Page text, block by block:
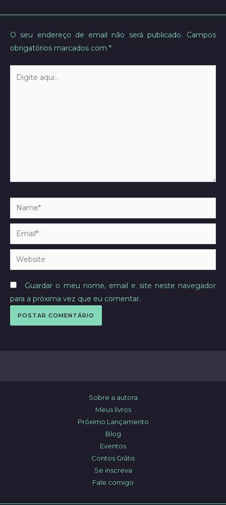
O seu endereço de email não será publicado. Campos
obrigatórios marcados com *
aqui..
Name*
Email*
Website
Guardar o meu nome, email e site neste navegador
para a próxima vez que eu comentar.
Sobre a autora
Meus livros
Próximo Lançamento
Blog
Eventos
Contos Grátis
Se inscreva
Fale comigo